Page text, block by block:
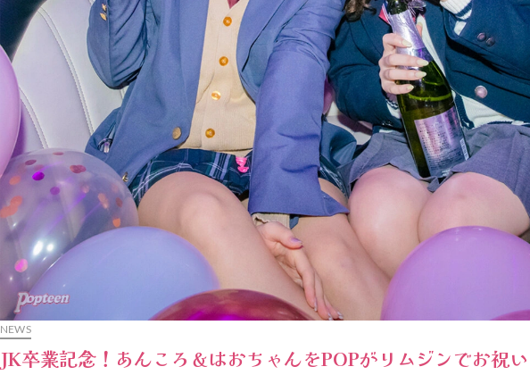
NEWS
JK卒業記念！あんころ＆はおちゃんをPOPがリムジンでお祝